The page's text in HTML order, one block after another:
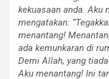
kekuasaan anda. Aku
mengatakan:
menantang!
ada kemunkaran di
Demi Allah, yang
Aku menantang! Ini